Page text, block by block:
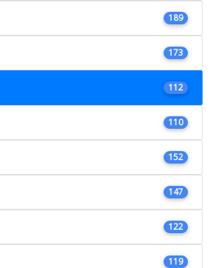
189
173
112
110
152
147
122
119